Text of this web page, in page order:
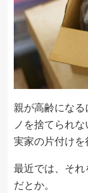
親が高齢にな
ノを捨てられ
実家の片付けを
最近では、それ
だとか。